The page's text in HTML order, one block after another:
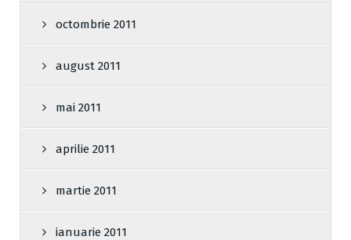
octombrie 2011
august 2011
mai 2011
aprilie 2011
martie 2011
ianuarie 2011